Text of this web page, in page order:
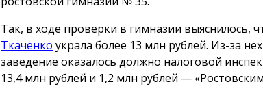
Так, в ходе проверки в гимназии выяснилось,
Ткаченко украла более 13 млн рублей. Из-за
заведение оказалось должно налоговой
13,4 млн рублей и 1,2 млн рублей —